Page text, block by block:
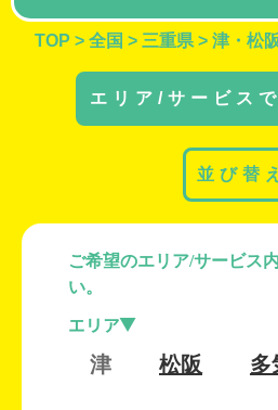
TOP > 全国 > 三重県 > 津・松
エリア/サービス
ご希望のエリア/サービス
い。
エリア
津 松阪 多
並び替え